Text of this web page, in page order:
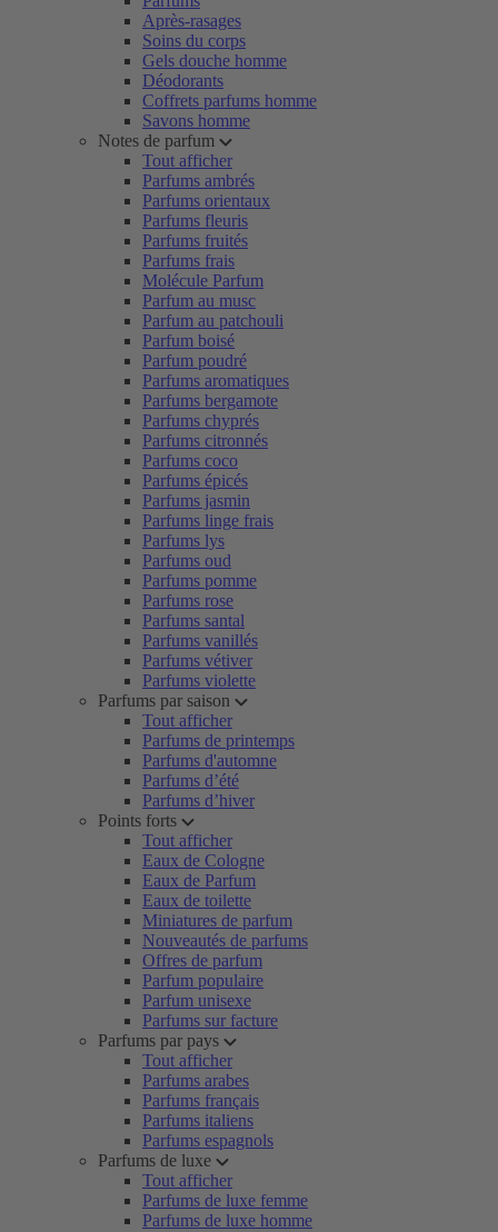
Après-rasages
Soins du corps
Gels douche homme
Déodorants
Coffrets parfums homme
Savons homme
Notes de parfum
Tout afficher
Parfums ambrés
Parfums orientaux
Parfums fleuris
Parfums fruités
Parfums frais
Molécule Parfum
Parfum au musc
Parfum au patchouli
Parfum boisé
Parfum poudré
Parfums aromatiques
Parfums bergamote
Parfums chyprés
Parfums citronnés
Parfums coco
Parfums épicés
Parfums jasmin
Parfums linge frais
Parfums lys
Parfums oud
Parfums pomme
Parfums rose
Parfums santal
Parfums vanillés
Parfums vétiver
Parfums violette
Parfums par saison
Tout afficher
Parfums de printemps
Parfums d'automne
Parfums d’été
Parfums d’hiver
Points forts
Tout afficher
Eaux de Cologne
Eaux de Parfum
Eaux de toilette
Miniatures de parfum
Nouveautés de parfums
Offres de parfum
Parfum populaire
Parfum unisexe
Parfums sur facture
Parfums par pays
Tout afficher
Parfums arabes
Parfums français
Parfums italiens
Parfums espagnols
Parfums de luxe
Tout afficher
Parfums de luxe femme
Parfums de luxe homme